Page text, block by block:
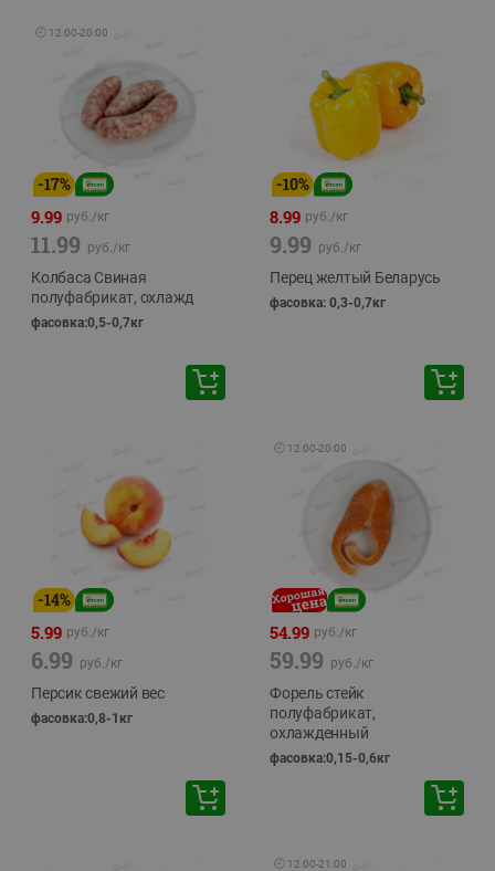
🕘 12:00-20:00
-17%
9.99 руб./кг
11.99 руб./кг
Колбаса Свиная
полуфабрикат, охлажд
фасовка:0,5-0,7кг
-10%
8.99 руб./кг
9.99 руб./кг
Перец желтый Беларусь
фасовка: 0,3-0,7кг
-14%
5.99 руб./кг
6.99 руб./кг
Персик свежий вес
фасовка:0,8-1кг
🕘 12:00-20:00
54.99 руб./кг
59.99 руб./кг
Форель стейк
полуфабрикат,
охлажденный
фасовка:0,15-0,6кг
🕘 12:00-21:00